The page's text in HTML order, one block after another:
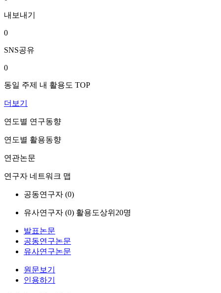
내보내기
0
SNS공유
0
동일 주제 내 활용도 TOP
더보기
연도별 연구동향
연도별 활용동향
연관논문
연구자 네트워크 맵
공동연구자 (0)
유사연구자 (0) 활용도상위20명
발표논문
공동연구논문
유사연구논문
원문보기
인용하기